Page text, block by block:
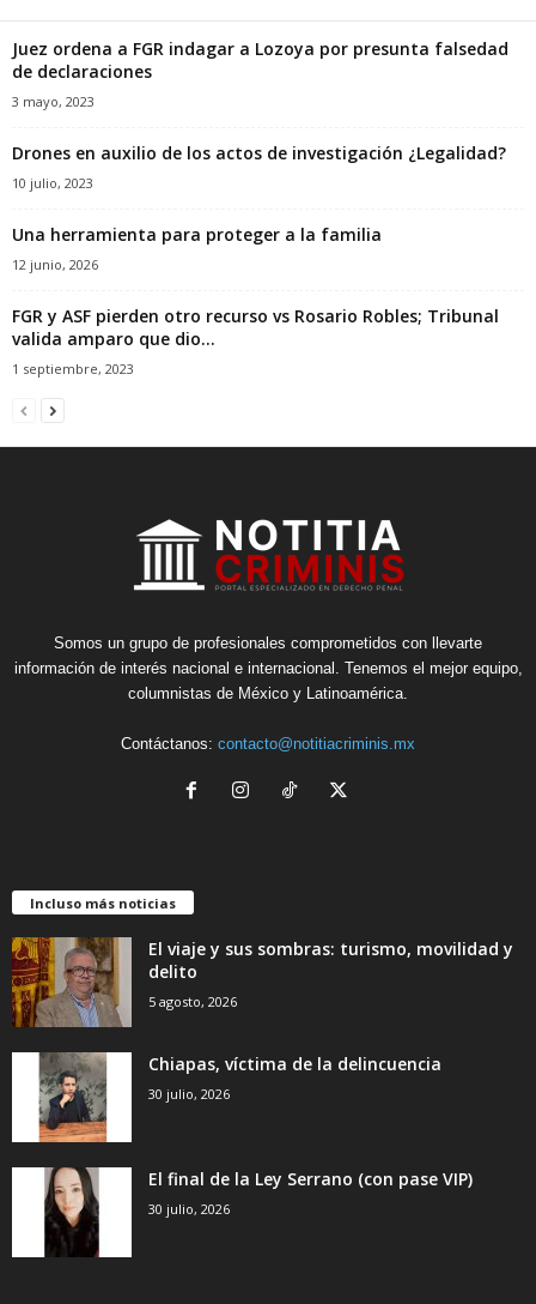
Juez ordena a FGR indagar a Lozoya por presunta falsedad
de declaraciones
3 mayo, 2023
Drones en auxilio de los actos de investigación ¿Legalidad?
10 julio, 2023
Una herramienta para proteger a la familia
12 junio, 2026
FGR y ASF pierden otro recurso vs Rosario Robles; Tribunal
valida amparo que dio...
1 septiembre, 2023
Somos un grupo de profesionales comprometidos con llevarte
información de interés nacional e internacional. Tenemos el mejor equipo,
columnistas de México y Latinoamérica.
Contáctanos: contacto@notitiacriminis.mx
Incluso más noticias
El viaje y sus sombras: turismo, movilidad y
delito
5 agosto, 2026
Chiapas, víctima de la delincuencia
30 julio, 2026
El final de la Ley Serrano (con pase VIP)
30 julio, 2026